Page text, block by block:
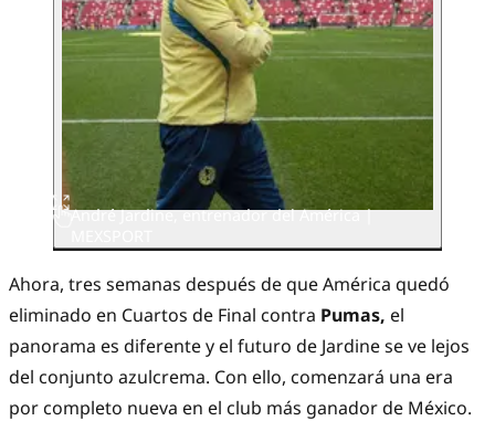
André Jardine, entrenador del América |
Ahora, tres semanas después de que América quedó
eliminado en Cuartos de Final contra Pumas, el
panorama es diferente y el futuro de Jardine se ve lejos
del conjunto azulcrema. Con ello, comenzará una era
por completo nueva en el club más ganador de México.